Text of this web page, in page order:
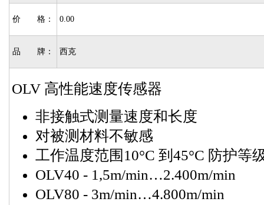
价 格： 0.00
品 牌： 西克
OLV 高性能速度传感器
非接触式测量速度和长度
对被测材料不敏感
工作温度范围10°C 到45°C 防护等
OLV40 - 1,5m/min…2.400m/min
OLV80 - 3m/min…4.800m/min